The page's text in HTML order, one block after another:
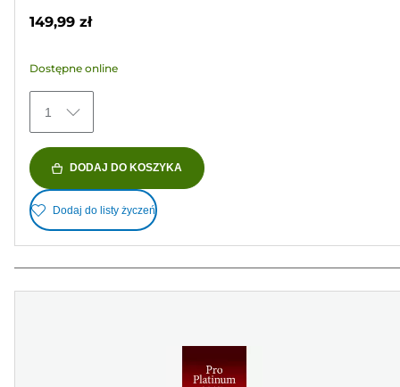
149,99 zł
Dostępne online
1
DODAJ DO KOSZYKA
Dodaj do listy życzeń